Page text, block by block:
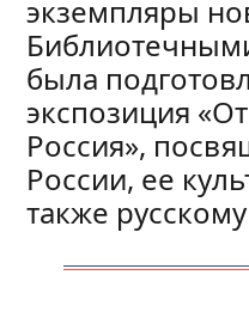
экземпляры
была
экспозиция
Россия»,
России, ее
также